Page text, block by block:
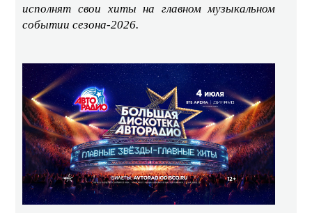
исполнят свои хиты на главном музыкальном
событии сезона‑2026.